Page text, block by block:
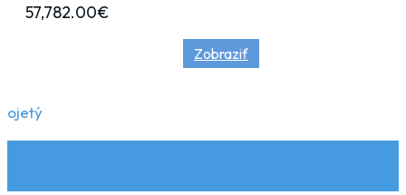
57,782.00€
Zobraziť
ojetý